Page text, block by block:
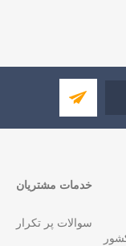
خدمات مشتریان
سوالات پر تکرار